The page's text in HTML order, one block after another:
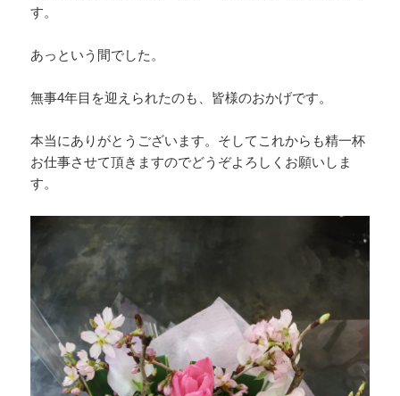
す。
あっという間でした。
無事4年目を迎えられたのも、皆様のおかげです。
本当にありがとうございます。そしてこれからも精一杯
お仕事させて頂きますのでどうぞよろしくお願いしま
す。